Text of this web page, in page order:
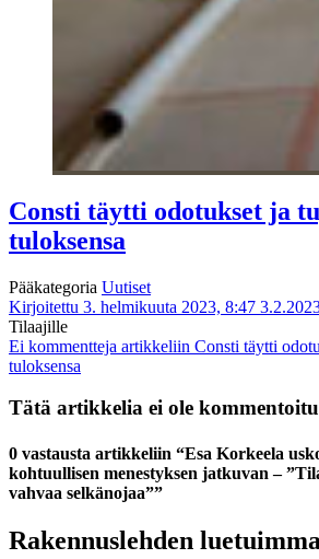
Consti täytti odotukset ja
tuloksensa
Pääkategoria Uutiset
Kirjoitettu 3. helmikuuta 2023, 8:47
Tilaajille
Ei kommentteja artikkeliin Consti täytti
tuloksensa
Tätä artikkelia ei ole kommentoitu
0 vastausta artikkeliin “Esa Korkeela
kohtuullisen menestyksen jatkuvan –
vahvaa selkänojaa””
Rakennuslehden